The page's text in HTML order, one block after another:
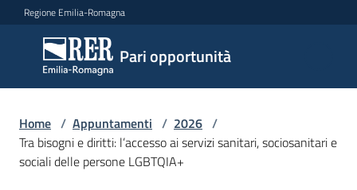
Vai al contenuto
Vai alla navigazione
Vai al footer
Regione Emilia-Romagna
Pari opportunità
Pari
opportunità
Argomenti
Home / Appuntamenti / 2026 /
Tra bisogni e diritti: l’accesso ai servizi sanitari, sociosanitari e
sociali delle persone LGBTQIA+